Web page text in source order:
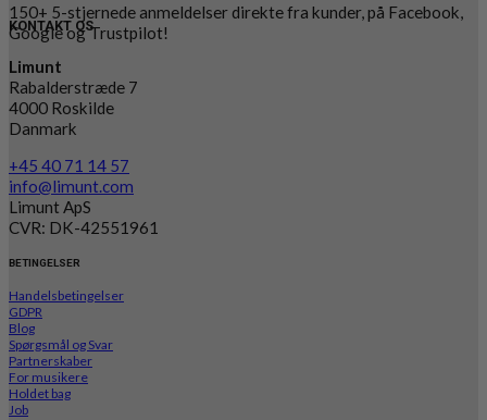
150+ 5-stjernede anmeldelser direkte fra kunder, på Facebook,
Google og Trustpilot!
KONTAKT OS
Limunt
Rabalderstræde 7
4000 Roskilde
Danmark
+45 40 71 14 57
info@limunt.com
Limunt ApS
CVR: DK-42551961
BETINGELSER
Handelsbetingelser
GDPR
Blog
Spørgsmål og Svar
Partnerskaber
For musikere
Holdet bag
Job